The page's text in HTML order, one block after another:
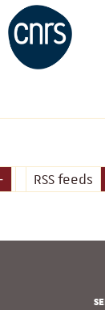
RSS feeds